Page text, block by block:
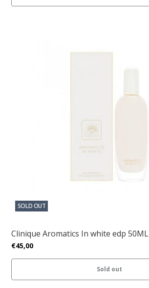
SOLD OUT
Clinique Aromatics In white edp 50ML
€45,00
Sold out